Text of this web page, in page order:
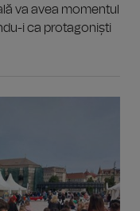
va avea momentul
i ca protagoniști